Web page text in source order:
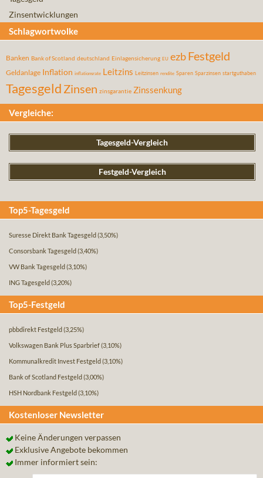
Zinsentwicklungen
Schlagwortwolke
Banken Bank of Scotland deutschland Einlagensicherung EU ezbFestgeld
Geldanlage Inflation inflationsrate Leitzins Leitzinsen rendite Sparen Sparzinsen startguthaben
Tagesgeld Zinsen zinsgarantie Zinssenkung
Vergleiche:
Tagesgeld-Vergleich
Festgeld-Vergleich
Top5-Tagesgeld
Suresse Direkt Bank Tagesgeld (3,50%)
Consorsbank Tagesgeld (3,40%)
VW Bank Tagesgeld (3,10%)
ING Tagesgeld (3,20%)
Top5-Festgeld
pbbdirekt Festgeld (3,25%)
Volkswagen Bank Plus Sparbrief(3,10%)
Kommunalkredit Invest Festgeld (3,10%)
Bank of Scotland Festgeld (3,00%)
HSH Nordbank Festgeld (3,10%)
Kostenloser Newsletter
Keine Änderungen verpassen
Exklusive Angebote bekommen
Immer informiert sein: